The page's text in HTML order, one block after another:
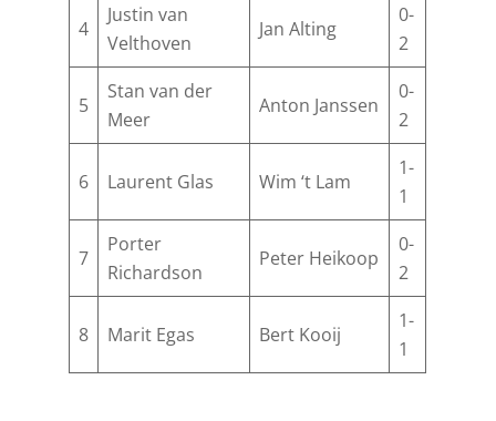
4
Justin van
Velthoven
Jan Alting
0-
2
5
Stan van der
Meer
Anton Janssen
0-
2
6 Laurent Glas Wim ‘t Lam
1-
1
7
Porter
Richardson
Peter Heikoop
0-
2
8 Marit Egas Bert Kooij
1-
1